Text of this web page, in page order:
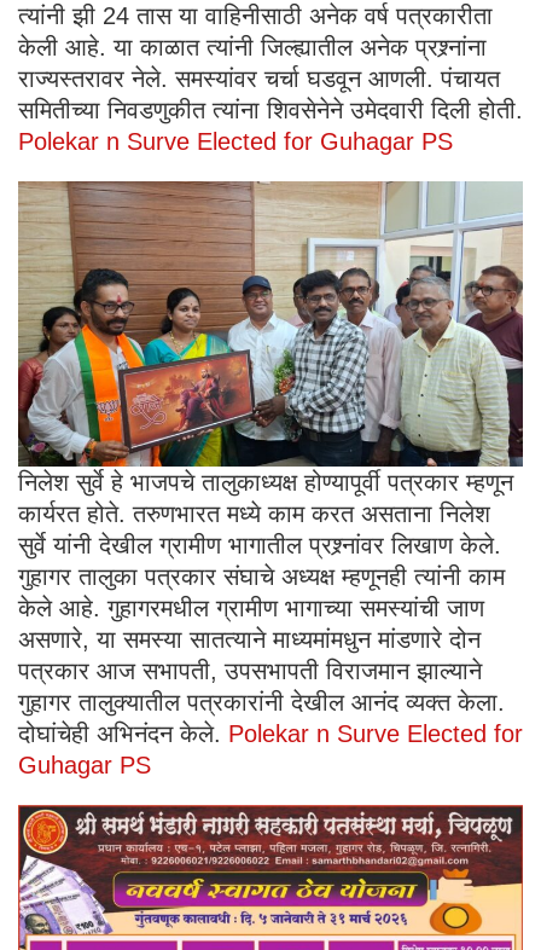
त्यांनी झी 24 तास या वाहिनीसाठी अनेक वर्ष पत्रकारीता
केली आहे. या काळात त्यांनी जिल्ह्यातील अनेक प्रश्र्नांना
राज्यस्तरावर नेले. समस्यांवर चर्चा घडवून आणली. पंचायत
समितीच्या निवडणुकीत त्यांना शिवसेनेने उमेदवारी दिली होती.
Polekar n Surve Elected for Guhagar PS
निलेश सुर्वे हे भाजपचे तालुकाध्यक्ष होण्यापूर्वी पत्रकार म्हणून
कार्यरत होते. तरुणभारत मध्ये काम करत असताना निलेश
सुर्वे यांनी देखील ग्रामीण भागातील प्रश्र्नांवर लिखाण केले.
गुहागर तालुका पत्रकार संघाचे अध्यक्ष म्हणूनही त्यांनी काम
केले आहे. गुहागरमधील ग्रामीण भागाच्या समस्यांची जाण
असणारे, या समस्या सातत्याने माध्यमांमधुन मांडणारे दोन
पत्रकार आज सभापती, उपसभापती विराजमान झाल्याने
गुहागर तालुक्यातील पत्रकारांनी देखील आनंद व्यक्त केला.
दोघांचेही अभिनंदन केले. Polekar n Surve Elected for
Guhagar PS